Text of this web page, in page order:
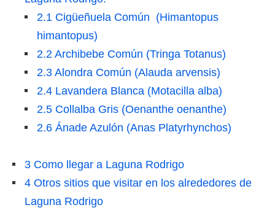
2.1 Cigüeñuela Común (Himantopus
himantopus)
2.2 Archibebe Común (Tringa Totanus)
2.3 Alondra Común (Alauda arvensis)
2.4 Lavandera Blanca (Motacilla alba)
2.5 Collalba Gris (Oenanthe oenanthe)
2.6 Ánade Azulón (Anas Platyrhynchos)
3 Como llegar a Laguna Rodrigo
4 Otros sitios que visitar en los alrededores de
Laguna Rodrigo